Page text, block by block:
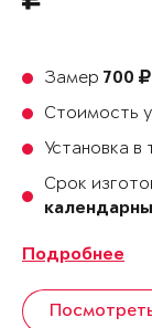
Замер 700
Стоимость
Установка в
Срок
Подробнее